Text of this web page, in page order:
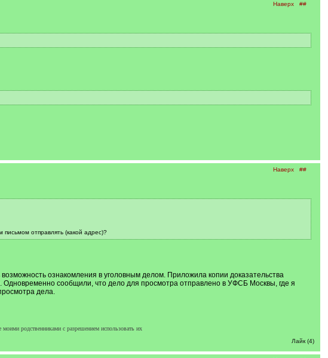
Наверх ##
Наверх ##
отправлять (какой адрес)?
ознакомления в уголовным делом. Приложила копии доказательства
Одновременно сообщили, что дело для просмотра отправлено в УФСБ Москвы, где я
дела.
родственниками с разрешением использовать их
Лайк (4)